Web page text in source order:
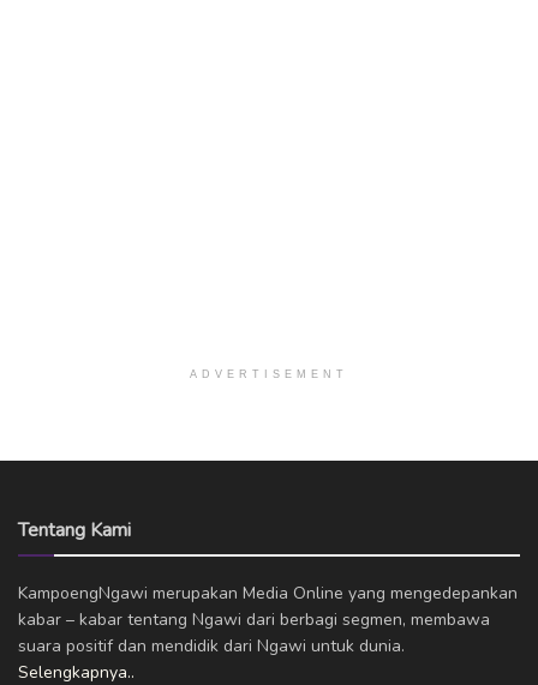
ADVERTISEMENT
Tentang Kami
KampoengNgawi merupakan Media Online yang mengedepankan
kabar – kabar tentang Ngawi dari berbagi segmen, membawa
suara positif dan mendidik dari Ngawi untuk dunia.
Selengkapnya..